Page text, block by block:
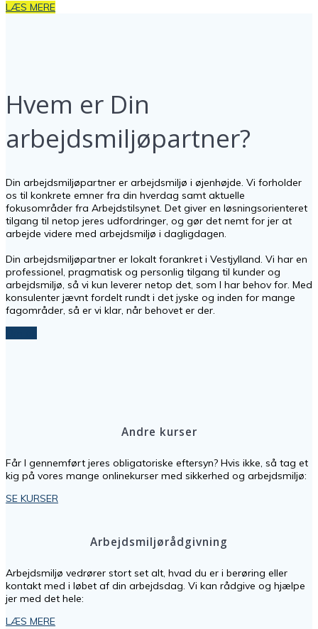
LÆS MERE
Hvem er Din
arbejdsmiljøpartner?
Din arbejdsmiljøpartner er arbejdsmiljø i øjenhøjde. Vi forholder
os til konkrete emner fra din hverdag samt aktuelle
fokusområder fra Arbejdstilsynet. Det giver en løsningsorienteret
tilgang til netop jeres udfordringer, og gør det nemt for jer at
arbejde videre med arbejdsmiljø i dagligdagen.
Din arbejdsmiljøpartner er lokalt forankret i Vestjylland. Vi har en
professionel, pragmatisk og personlig tilgang til kunder og
arbejdsmiljø, så vi kun leverer netop det, som I har behov for. Med
konsulenter jævnt fordelt rundt i det jyske og inden for mange
fagområder, så er vi klar, når behovet er der.
Andre kurser
Får I gennemført jeres obligatoriske eftersyn? Hvis ikke, så tag et
kig på vores mange onlinekurser med sikkerhed og arbejdsmiljø:
SE KURSER
Arbejdsmiljørådgivning
Arbejdsmiljø vedrører stort set alt, hvad du er i berøring eller
kontakt med i løbet af din arbejdsdag. Vi kan rådgive og hjælpe
jer med det hele:
LÆS MERE